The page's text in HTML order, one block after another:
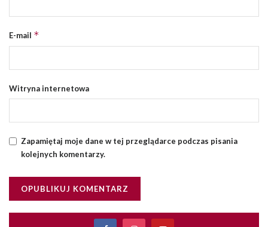
E-mail *
Witryna internetowa
Zapamiętaj moje dane w tej przeglądarce podczas pisania
kolejnych komentarzy.